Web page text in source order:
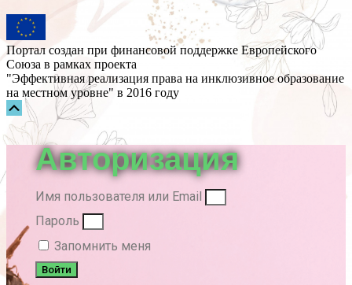
Портал создан при финансовой поддержке Европейского
Союза в рамках проекта
"Эффективная реализация права на инклюзивное образование
на местном уровне" в 2016 году
Прокрутка
вверх
Авторизация
Имя пользователя или Email
Пароль
Запомнить меня
Войти